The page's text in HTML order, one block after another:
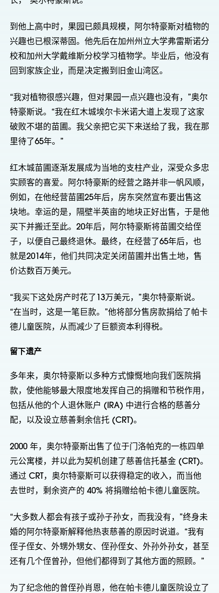
到他上高中时，果园已颇具规模，阿尔特豪斯对植物的
兴趣也已根深蒂固。他先后在加州州立大学弗雷斯诺分
校和加州大学戴维斯分校学习植物学。毕业后，他没有
回到家族企业，而是决定搬到旧金山湾区。
“我对植物很感兴趣，但对果园一点兴趣也没有，”奥尔
特豪斯说。“我在红木城埃尔卡米诺大道上发现了这家
破败不堪的苗圃。我父亲把它买下来送给了我，我在那
里待了65年。”
红木城苗圃逐渐发展成为当地的支柱产业，深受众多忠
实顾客的喜爱。阿尔特豪斯的经营之路并非一帆风顺，
例如，在他经营苗圃25年后，房东突然宣布要出售这
块地。幸运的是，隔壁半英亩的地块正好出售，于是他
买下并搬迁至此。20年后，阿尔特豪斯将苗圃交给侄
子，以便自己最终退休。最终，在经营了65年后，也
就是2014年，他们共同决定关闭苗圃并出售土地，售
价达数百万美元。
“我买下这处房产时花了13万美元，”奥尔特豪斯说。
“在当时，这是一笔巨款。”他将部分售房款捐给了帕卡
德儿童医院，从而减少了巨额资本利得税。
留下遗产
多年来，奥尔特豪斯以多种方式慷慨地向我们医院捐
款，使他能够最大限度地发挥自己的捐赠和节税作用，
包括从他的个人退休账户 (IRA) 中进行合格的慈善分
配，以及设立慈善剩余信托 (CRT)。
2000 年，奥尔特豪斯出售了位于门洛帕克的一栋四单
元公寓楼，并以此为契机创建了慈善信托基金 (CRT)。
通过 CRT，奥尔特豪斯可以获得稳定的收入，而当他
去世时，剩余资产的 40% 将捐赠给帕卡德儿童医院。
“大多数人都会有孩子或孙子孙女，而我没有，”终身未
婚的阿尔特豪斯解释他热衷慈善的原因时说道。“我有
侄子侄女、外甥外甥女、侄孙侄女、外孙外孙女，甚至
还有几个侄曾孙，但他们都得到了其他方面的照顾。”
为了纪念他的曾侄孙肖恩，他在帕卡德儿童医院设立了